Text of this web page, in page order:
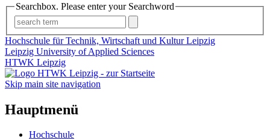
Searchbox. Please enter your Searchword
Hochschule für Technik, Wirtschaft und Kultur Leipzig
Leipzig University of Applied Sciences
HTWK Leipzig
Skip main site navigation
Hauptmenü
Hochschule